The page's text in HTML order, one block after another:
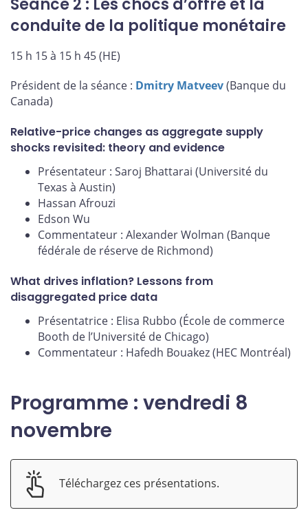
Séance 2 : Les chocs d’offre et la
conduite de la politique monétaire
15 h 15 à 15 h 45 (HE)
Président de la séance : Dmitry Matveev(Banque du
Canada)
Relative-price changes as aggregate supply
shocks revisited: theory and evidence
Présentateur : Saroj Bhattarai (Université du
Texas à Austin)
Hassan Afrouzi
Edson Wu
Commentateur : Alexander Wolman (Banque
fédérale de réserve de Richmond)
What drives inflation? Lessons from
disaggregated price data
Présentatrice : Elisa Rubbo (École de commerce
Booth de l’Université de Chicago)
Commentateur : Hafedh Bouakez (HEC Montréal)
Programme : vendredi 8
novembre
Téléchargez ces présentations.